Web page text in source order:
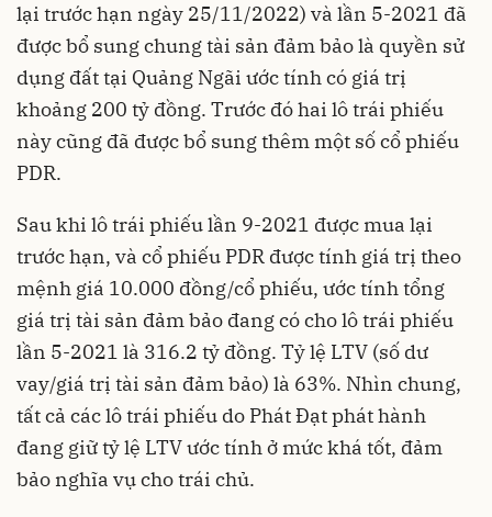
lại trước hạn ngày 25/11/2022) và lần 5-2021 đã
được bổ sung chung tài sản đảm bảo là quyền sử
dụng đất tại Quảng Ngãi ước tính có giá trị
khoảng 200 tỷ đồng. Trước đó hai lô trái phiếu
này cũng đã được bổ sung thêm một số cổ phiếu
PDR.
Sau khi lô trái phiếu lần 9-2021 được mua lại
trước hạn, và cổ phiếu PDR được tính giá trị theo
mệnh giá 10.000 đồng/cổ phiếu, ước tính tổng
giá trị tài sản đảm bảo đang có cho lô trái phiếu
lần 5-2021 là 316.2 tỷ đồng. Tỷ lệ LTV (số dư
vay/giá trị tài sản đảm bảo) là 63%. Nhìn chung,
tất cả các lô trái phiếu do Phát Đạt phát hành
đang giữ tỷ lệ LTV ước tính ở mức khá tốt, đảm
bảo nghĩa vụ cho trái chủ.